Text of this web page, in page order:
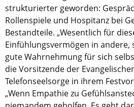
strukturierter geworden:
Rollenspiele und Hospitanz bei
Bestandteile. „Wesentlich für
Einfühlungsvermögen in andere,
gute Wahrnehmung für sich
die Vorsitzende der
Telefonseelsorge in ihrem
„Wenn Empathie zu